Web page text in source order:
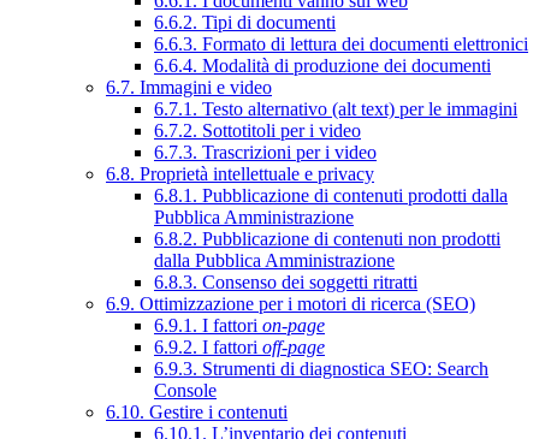
6.6.2. Tipi di documenti
6.6.3. Formato di lettura dei documenti elettronici
6.6.4. Modalità di produzione dei documenti
6.7. Immagini e video
6.7.1. Testo alternativo (alt text) per le immagini
6.7.2. Sottotitoli per i video
6.7.3. Trascrizioni per i video
6.8. Proprietà intellettuale e privacy
6.8.1. Pubblicazione di contenuti prodotti dalla
Pubblica Amministrazione
6.8.2. Pubblicazione di contenuti non prodotti
dalla Pubblica Amministrazione
6.8.3. Consenso dei soggetti ritratti
6.9. Ottimizzazione per i motori di ricerca (SEO)
6.9.1. I fattori on-page
6.9.2. I fattori off-page
6.9.3. Strumenti di diagnostica SEO: Search
Console
6.10. Gestire i contenuti
6.10.1. L’inventario dei contenuti